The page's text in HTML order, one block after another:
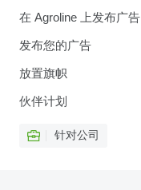
在 Agroline 上发布广告
发布您的广告
放置旗帜
伙伴计划
针对公司